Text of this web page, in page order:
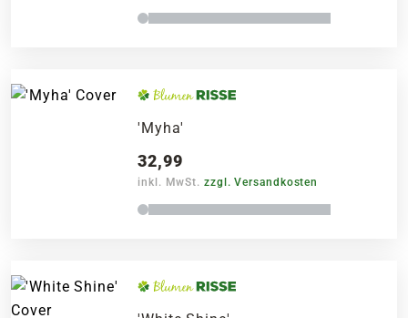
'Myha'
32,99
inkl. MwSt. zzgl. Versandkosten